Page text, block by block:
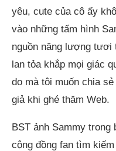
yêu, cute của cô ấy
vào những tấm hình
nguồn năng lượng
lan tỏa khắp mọi giác
do mà tôi muốn chia
giả khi ghé thăm Web.
BST ảnh Sammy
cộng đồng fan tìm